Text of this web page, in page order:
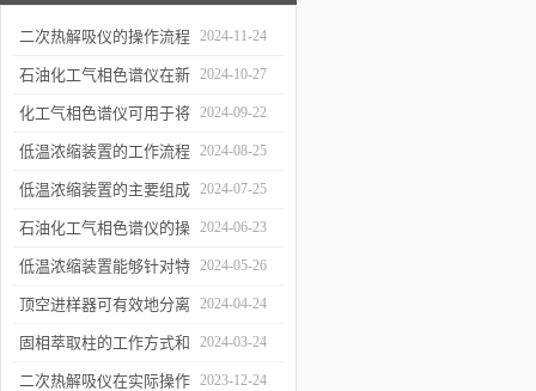
二次热解吸仪的操作流程
和使用注意事项
2024-11-24
石油化工气相色谱仪在新
材料、新产品的研发中的
应用
2024-10-27
化工气相色谱仪可用于将
样品引入色谱柱并推动分
离过程
2024-09-22
低温浓缩装置的工作流程
及使用注意事项
2024-08-25
低温浓缩装置的主要组成
部分及具体工作流程分析
2024-07-25
石油化工气相色谱仪的操
作要点详细分析
2024-06-23
低温浓缩装置能够针对特
定的目标组分进行有效浓
缩
2024-05-26
顶空进样器可有效地分离
和富集样品中的挥发性成
分
2024-04-24
固相萃取柱的工作方式和
应用场景
2024-03-24
二次热解吸仪在实际操作 2023-12-24